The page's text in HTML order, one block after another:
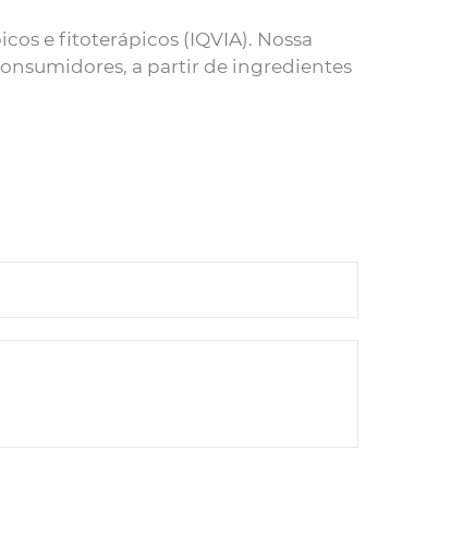
e fitoterápicos (IQVIA). Nossa
a partir de ingredientes